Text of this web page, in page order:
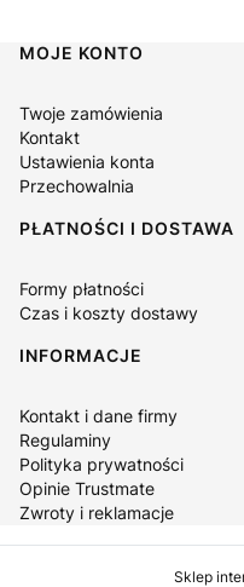
Linki w stopce
MOJE KONTO
Twoje zamówienia
Kontakt
Ustawienia konta
Przechowalnia
PŁATNOŚCI I DOSTAWA
Formy płatności
Czas i koszty dostawy
INFORMACJE
Kontakt i dane firmy
Regulaminy
Polityka prywatności
Opinie Trustmate
Zwroty i reklamacje
Sklep